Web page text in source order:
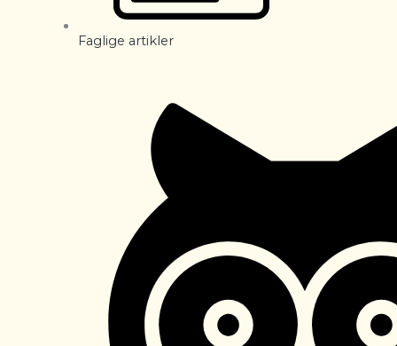
Faglige artikler